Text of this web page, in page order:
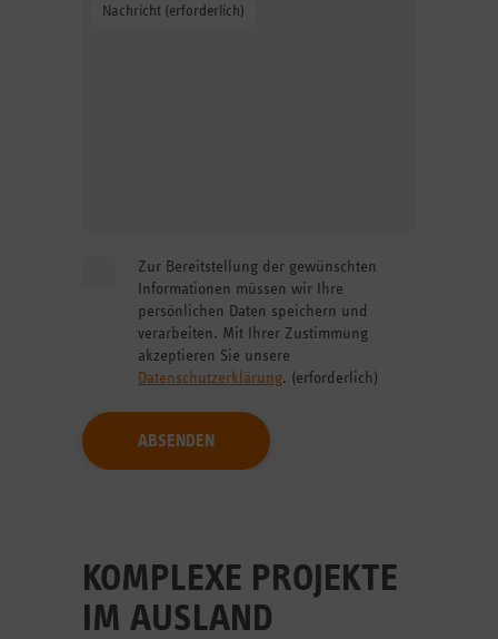
Nachricht (erforderlich)
Zur Bereitstellung der gewünschten
Informationen müssen wir Ihre
persönlichen Daten speichern und
verarbeiten. Mit Ihrer Zustimmung
akzeptieren Sie unsere
Datenschutzerklärung. (erforderlich)
für die Nutzung des Formulars.
ABSENDEN
KOMPLEXE PROJEKTE
IM AUSLAND